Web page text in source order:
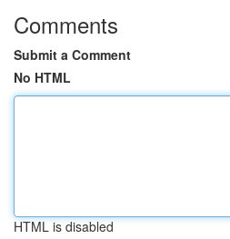
Comments
Submit a Comment
No HTML
HTML is disabled